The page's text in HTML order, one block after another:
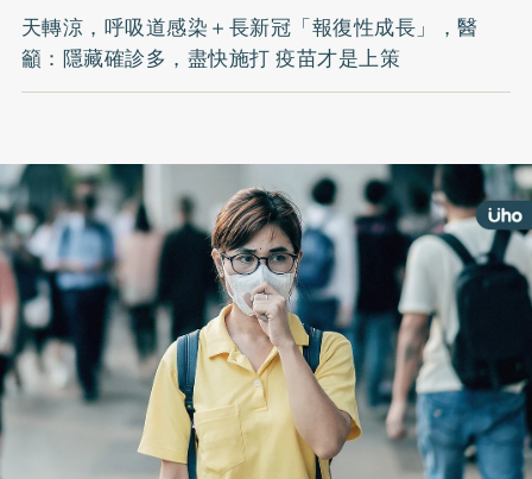
天轉涼，呼吸道感染＋長新冠「報復性成長」，醫
籲：隱藏確診多，盡快施打 疫苗才是上策